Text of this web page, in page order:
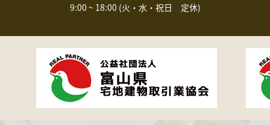
9:00 ~ 18:00 (火・水・祝日 定休)